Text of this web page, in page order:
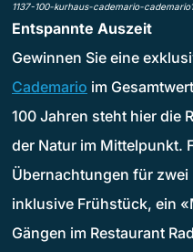
1137-100-kurhaus-cademario-cademario1
Entspannte Auszeit
Gewinnen Sie eine
Cademario im
100 Jahren steht hier die
der Natur im Mittelpunkt.
Übernachtungen für zwei
inklusive Frühstück, ein
Gängen im Restaurant